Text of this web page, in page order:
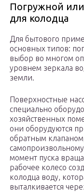
Погружной
для колодца
Для бытового
основных типов:
выбор во многом
уровнем зеркала
земли.
Поверхностные
специально
хозяйственных
они оборудуются
обратным
момент пуска
рабочее колесо
колодца воду,
выталкивается